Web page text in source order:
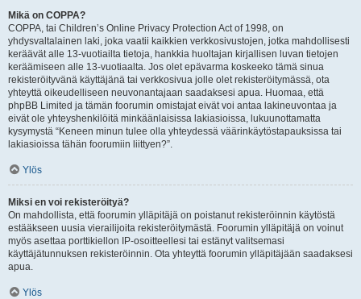
Mikä on COPPA?
COPPA, tai Children’s Online Privacy Protection Act of 1998, on
yhdysvaltalainen laki, joka vaatii kaikkien verkkosivustojen, jotka mahdollisesti
keräävät alle 13-vuotiailta tietoja, hankkia huoltajan kirjallisen luvan tietojen
keräämiseen alle 13-vuotiaalta. Jos olet epävarma koskeeko tämä sinua
rekisteröityvänä käyttäjänä tai verkkosivua jolle olet rekisteröitymässä, ota
yhteyttä oikeudelliseen neuvonantajaan saadaksesi apua. Huomaa, että
phpBB Limited ja tämän foorumin omistajat eivät voi antaa lakineuvontaa ja
eivät ole yhteyshenkilöitä minkäänlaisissa lakiasioissa, lukuunottamatta
kysymystä “Keneen minun tulee olla yhteydessä väärinkäytöstapauksissa tai
lakiasioissa tähän foorumiin liittyen?”.
Ylös
Miksi en voi rekisteröityä?
On mahdollista, että foorumin ylläpitäjä on poistanut rekisteröinnin käytöstä
estääkseen uusia vierailijoita rekisteröitymästä. Foorumin ylläpitäjä on voinut
myös asettaa porttikiellon IP-osoitteellesi tai estänyt valitsemasi
käyttäjätunnuksen rekisteröinnin. Ota yhteyttä foorumin ylläpitäjään saadaksesi
apua.
Ylös